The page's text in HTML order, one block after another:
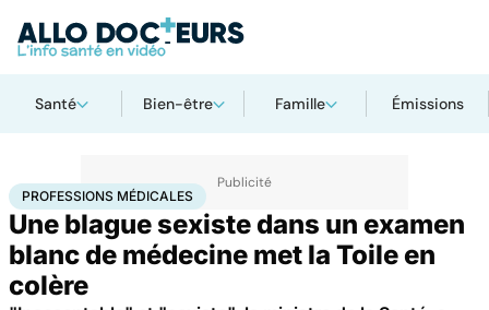
Santé Bien-être Famille Émissions
AccueilSantéProfessions médicales
PROFESSIONS MÉDICALES
Une blague sexiste dans un examen
blanc de médecine met la Toile en
colère